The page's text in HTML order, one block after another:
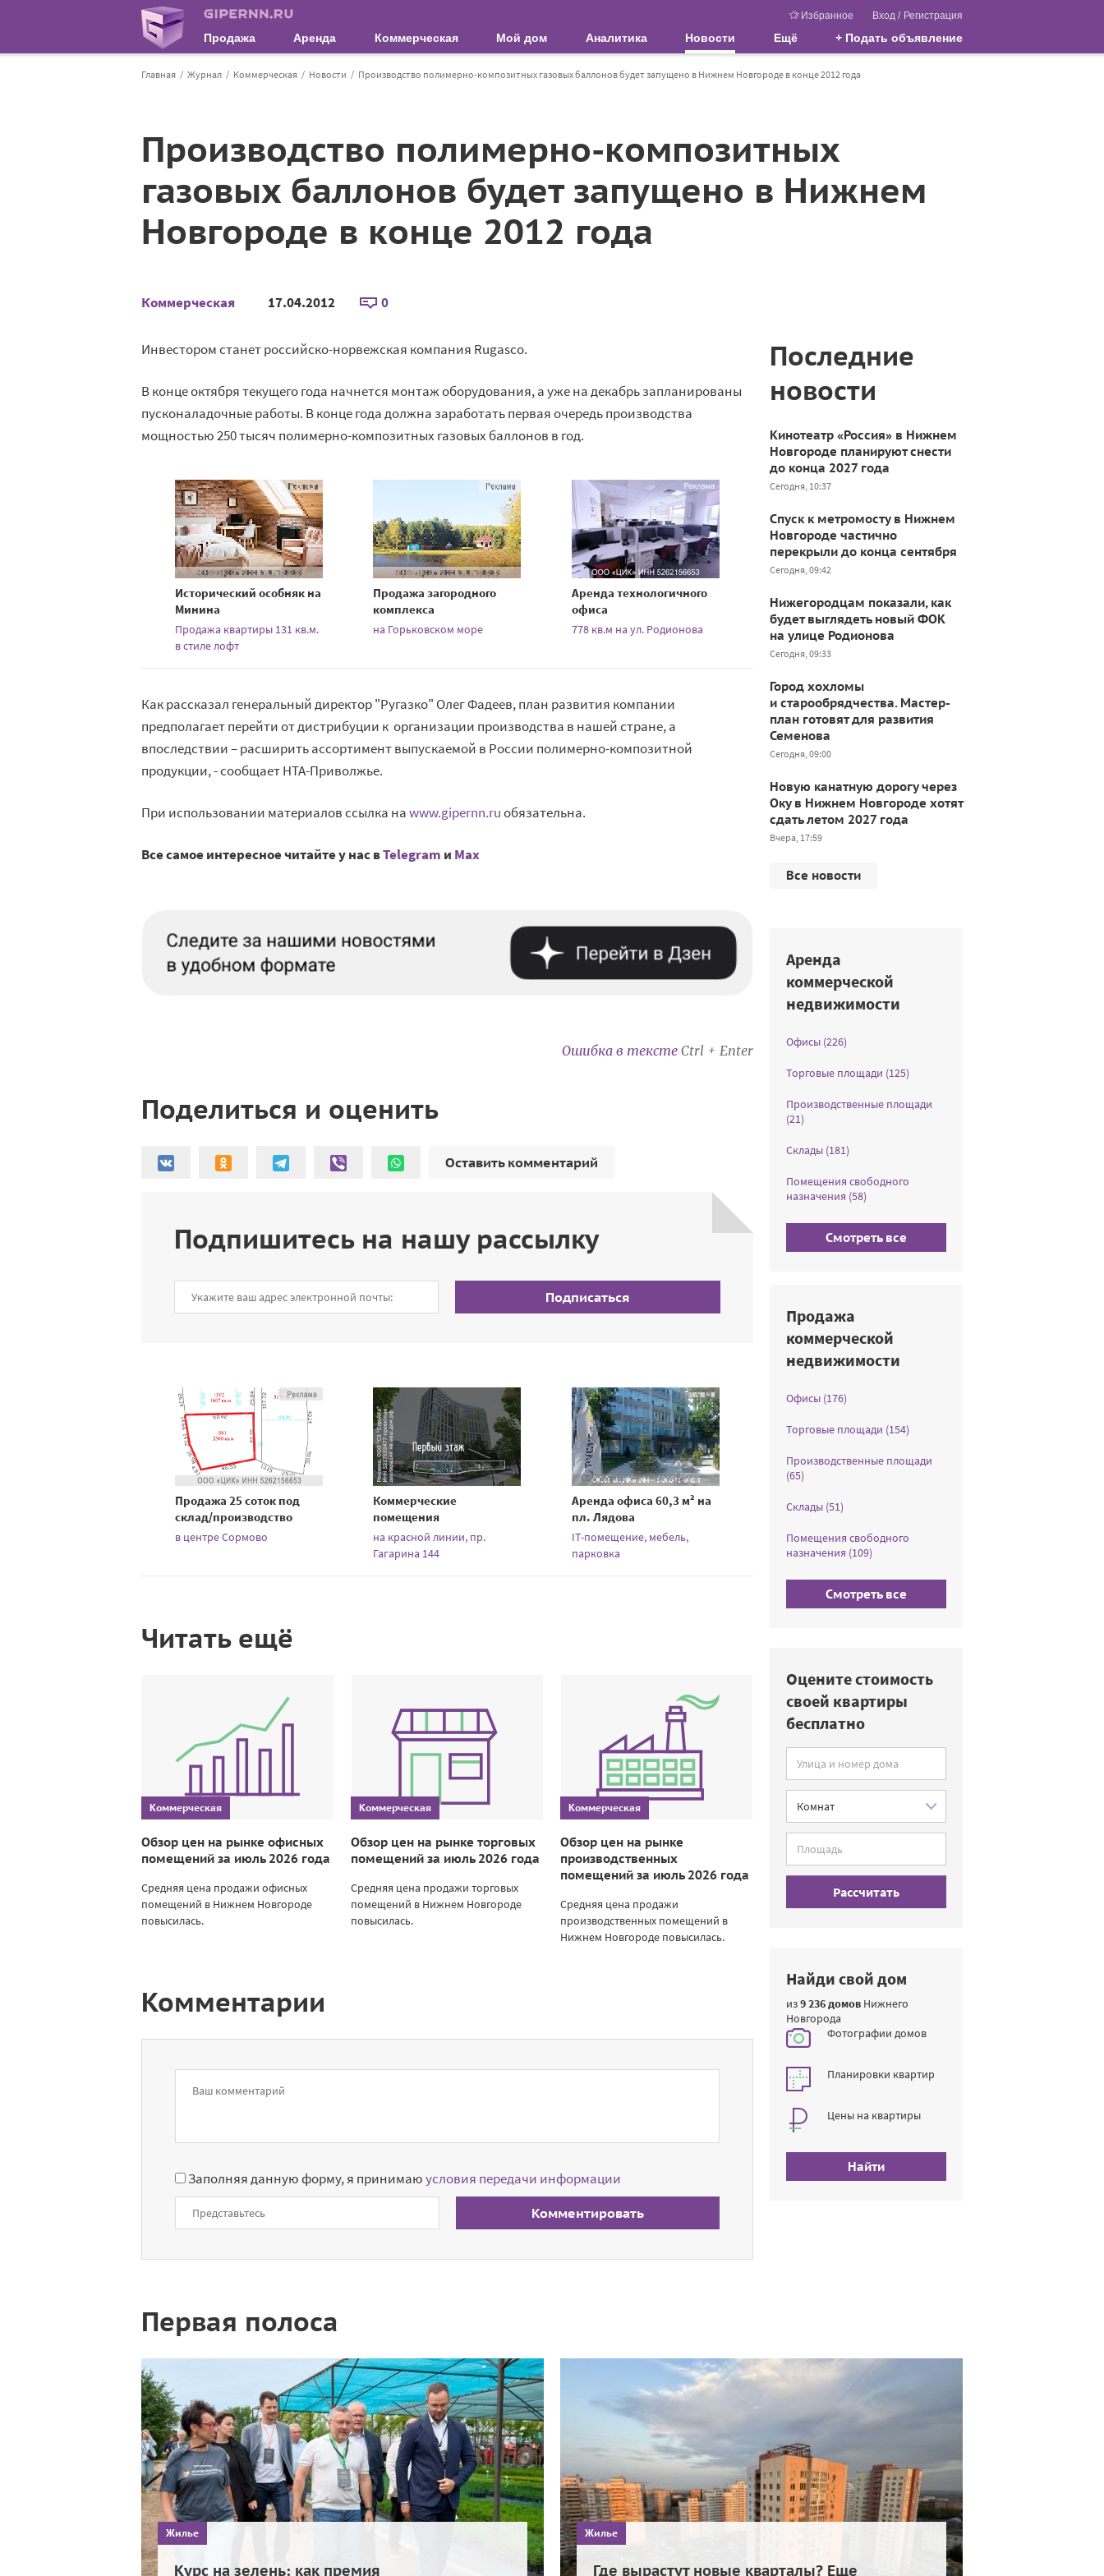
Избранное Вход / Регистрация
Продажа Аренда Коммерческая Мой дом Аналитика Новости Ещё + Подать объявление
Главная Журнал Коммерческая Новости Производство полимерно-композитных газовых баллонов будет запущено в Нижнем Новгороде в конце 2012 года
Производство полимерно-композитных
газовых баллонов будет запущено в Нижнем
Новгороде в конце 2012 года
Коммерческая 17.04.2012 0
Инвестором станет российско-норвежская компания Rugasco.
В конце октября текущего года начнется монтаж оборудования, а уже на декабрь запланированы
пусконаладочные работы. В конце года должна заработать первая очередь производства
мощностью 250 тысяч полимерно-композитных газовых баллонов в год.
Исторический особняк на
Минина
Продажа квартиры 131 кв.м.
в стиле лофт
Продажа загородного
комплекса
на Горьковском море
Аренда технологичного
офиса
778 кв.м на ул. Родионова
Как рассказал генеральный директор "Ругазко" Олег Фадеев, план развития компании
предполагает перейти от дистрибуции к организации производства в нашей стране, а
впоследствии – расширить ассортимент выпускаемой в России полимерно-композитной
продукции, - сообщает НТА-Приволжье.
При использовании материалов ссылка наwww.gipernn.ruобязательна.
Все самое интересное читайте у нас вTelegram и Mах
Ошибка в тексте Ctrl + Enter
Поделиться и оценить
Оставить комментарий
Подпишитесь на нашу рассылку
Подписаться
Продажа 25 соток под
склад/производство
в центре Сормово
Коммерческие
помещения
на красной линии, пр.
Гагарина 144
Аренда офиса 60,3 м² на
пл. Лядова
IT-помещение, мебель,
парковка
Читать ещё
Коммерческая
Обзор цен на рынке офисных
помещений за июль 2026 года
Средняя цена продажи офисных
помещений в Нижнем Новгороде
повысилась.
Коммерческая
Обзор цен на рынке торговых
помещений за июль 2026 года
Средняя цена продажи торговых
помещений в Нижнем Новгороде
повысилась.
Коммерческая
Обзор цен на рынке
производственных
помещений за июль 2026 года
Средняя цена продажи
производственных помещений в
Нижнем Новгороде повысилась.
Комментарии
Заполняя данную форму, я принимаюусловия передачи информации
Комментировать
Последние
новости
Кинотеатр «Россия» в Нижнем
Новгороде планируют снести
до конца 2027 года
Сегодня, 10:37
Спуск к метромосту в Нижнем
Новгороде частично
перекрыли до конца сентября
Сегодня, 09:42
Нижегородцам показали, как
будет выглядеть новый ФОК
на улице Родионова
Сегодня, 09:33
Город хохломы
и старообрядчества. Мастер-
план готовят для развития
Семенова
Сегодня, 09:00
Новую канатную дорогу через
Оку в Нижнем Новгороде хотят
сдать летом 2027 года
Вчера, 17:59
Все новости
Аренда
коммерческой
недвижимости
Офисы (226)
Торговые площади (125)
Производственные площади
(21)
Склады (181)
Помещения свободного
назначения (58)
Смотреть все
Продажа
коммерческой
недвижимости
Офисы (176)
Торговые площади (154)
Производственные площади
(65)
Склады (51)
Помещения свободного
назначения (109)
Смотреть все
Оцените стоимость
своей квартиры
бесплатно
Рассчитать
Найди свой дом
из9 236 домов Нижнего
Новгорода
Фотографии домов
Планировки квартир
Цены на квартиры
Найти
Первая полоса
Жилье
Курс на зелень: как премия
Жилье
Где вырастут новые кварталы? Еще